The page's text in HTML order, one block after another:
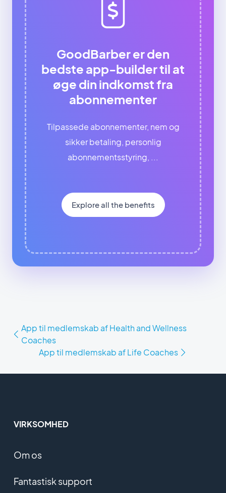
GoodBarber er den
bedste app-builder til at
øge din indkomst fra
abonnementer
Tilpassede abonnementer, nem og
sikker betaling, personlig
abonnementsstyring, ...
Explore all the benefits
App til medlemskab af Health and Wellness
Coaches
App til medlemskab af Life Coaches
VIRKSOMHED
Om os
Fantastisk support